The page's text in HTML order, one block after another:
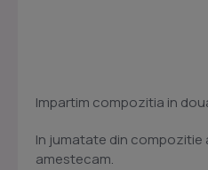
Impartim compozitia in
In jumatate din compozitie
amestecam.